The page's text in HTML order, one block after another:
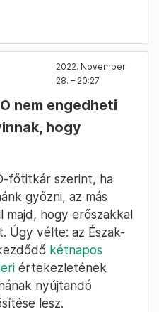
2022. November
28. – 20:27
nem engedheti
hogy
főtitkár szerint, ha
győzni, az más
majd, hogy erőszakkal
Úgy vélte: az Észak-
kétnapos
értekezletének
nyújtandó
lesz.